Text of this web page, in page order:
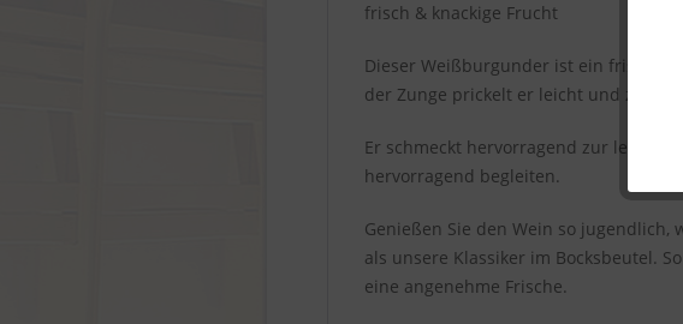
frisch & knackige Frucht
Dieser Weißburgunder ist ein frischer
der Zunge prickelt er leicht und zeigt
Er schmeckt hervorragend zur
hervorragend begleiten.
Genießen Sie den Wein so
als unsere Klassiker im Bocksbeutel.
eine angenehme Frische.